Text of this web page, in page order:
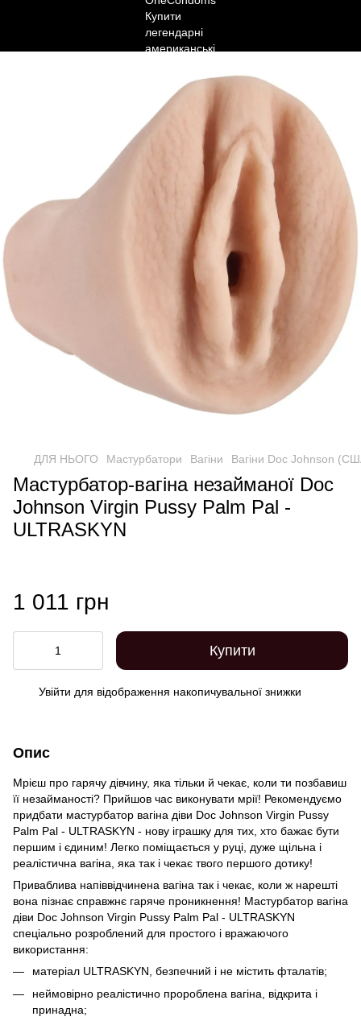
ДЛЯ НЬОГО Мастурбатори Вагіни Вагіни Doc Johnson
Мастурбатор-вагіна незайманої Doc
Johnson Virgin Pussy Palm Pal -
ULTRASKYN
1 011 грн
Купити
Увійти для відображення накопичувальної знижки
Опис
Мрієш про гарячу дівчину, яка тільки й чекає, коли ти позбавиш
її незайманості? Прийшов час виконувати мрії! Рекомендуємо
придбати мастурбатор вагіна діви Doc Johnson Virgin Pussy
Palm Pal - ULTRASKYN - нову іграшку для тих, хто бажає бути
першим і єдиним! Легко поміщається у руці, дуже щільна і
реалістична вагіна, яка так і чекає твого першого дотику!
Приваблива напіввідчинена вагіна так і чекає, коли ж нарешті
вона пізнає справжнє гаряче проникнення! Мастурбатор вагіна
діви Doc Johnson Virgin Pussy Palm Pal - ULTRASKYN
спеціально розроблений для простого і вражаючого
використання:
матеріал ULTRASKYN, безпечний і не містить фталатів;
неймовірно реалістично пророблена вагіна, відкрита і
принадна;